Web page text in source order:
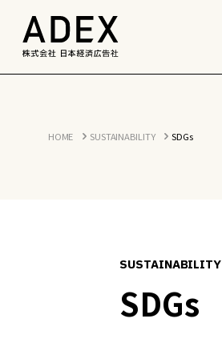
HOME SUSTAINABILITY SDGs
SUSTAINABILITY
SDGs